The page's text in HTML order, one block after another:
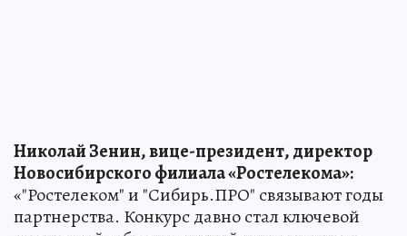
Николай Зенин, вице-президент, директор
Новосибирского филиала «Ростелекома»:
«"Ростелеком" и "Сибирь.ПРО" связывают годы
партнерства. Конкурс давно стал ключевой